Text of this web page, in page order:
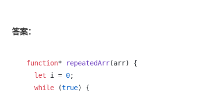
答案：
function* repeatedArr(arr) {
let i = 0;
while (true) {